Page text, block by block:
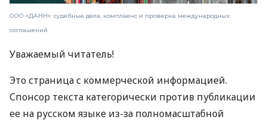
ООО «ДАНН»: судебные дела, комплаенс и проверка международных
соглашений
Уважаемый читатель!
Это страница с коммерческой информацией.
Спонсор текста категорически против публикации
ее на русском языке из-за полномасштабной